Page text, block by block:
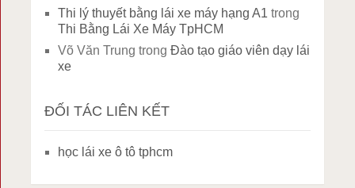
Thi lý thuyết bằng lái xe máy hạng A1 trong
Thi Bằng Lái Xe Máy TpHCM
Võ Văn Trung trongĐào tạo giáo viên dạy lái
xe
ĐỐI TÁC LIÊN KẾT
học lái xe ô tô tphcm